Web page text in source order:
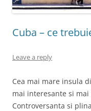
Cuba – ce
Leave a reply
Cea mai mare insula
mai interesante si
Controversanta si